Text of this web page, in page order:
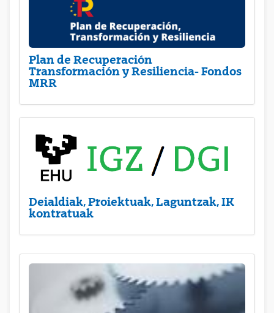
Plan de Recuperación
Transformación y Resiliencia- Fondos
MRR
Deialdiak, Proiektuak, Laguntzak, IK
kontratuak